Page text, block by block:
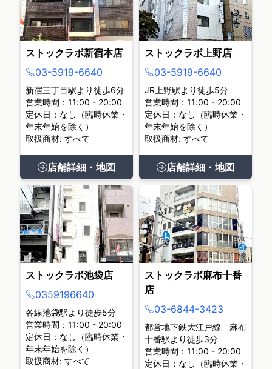
ストックラボ新宿本店
03-5919-6640
新宿三丁目駅より徒歩6分
営業時間：11:00 - 20:00
定休日：なし（臨時休業・
年末年始を除く）
取扱商材: すべて
店舗詳細・地図
ストックラボ上野店
03-5919-6640
JR上野駅より徒歩5分
営業時間：11:00 - 20:00
定休日：なし（臨時休業・
年末年始を除く）
取扱商材: すべて
店舗詳細・地図
ストックラボ池袋店
0359196640
各線池袋駅より徒歩5分
営業時間：11:00 - 20:00
定休日：なし（臨時休業・
年末年始を除く）
取扱商材: すべて
ストックラボ麻布十番
店
03-6844-3423
都営地下鉄大江戸線 麻布
十番駅より徒歩3分
営業時間：11:00 - 20:00
定休日：なし（臨時休業・